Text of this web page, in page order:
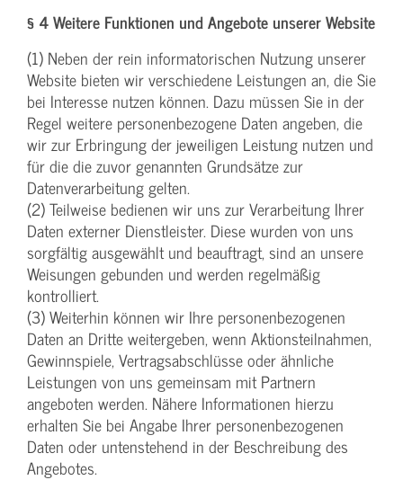
§ 4 Weitere Funktionen und Angebote unserer Website
(1) Neben der rein informatorischen Nutzung unserer
Website bieten wir verschiedene Leistungen an, die Sie
bei Interesse nutzen können. Dazu müssen Sie in der
Regel weitere personenbezogene Daten angeben, die
wir zur Erbringung der jeweiligen Leistung nutzen und
für die die zuvor genannten Grundsätze zur
Datenverarbeitung gelten.
(2) Teilweise bedienen wir uns zur Verarbeitung Ihrer
Daten externer Dienstleister. Diese wurden von uns
sorgfältig ausgewählt und beauftragt, sind an unsere
Weisungen gebunden und werden regelmäßig
kontrolliert.
(3) Weiterhin können wir Ihre personenbezogenen
Daten an Dritte weitergeben, wenn Aktionsteilnahmen,
Gewinnspiele, Vertragsabschlüsse oder ähnliche
Leistungen von uns gemeinsam mit Partnern
angeboten werden. Nähere Informationen hierzu
erhalten Sie bei Angabe Ihrer personenbezogenen
Daten oder untenstehend in der Beschreibung des
Angebotes.